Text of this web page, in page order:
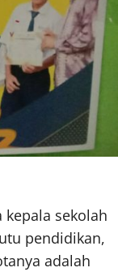
kepala sekolah
pendidikan,
adalah